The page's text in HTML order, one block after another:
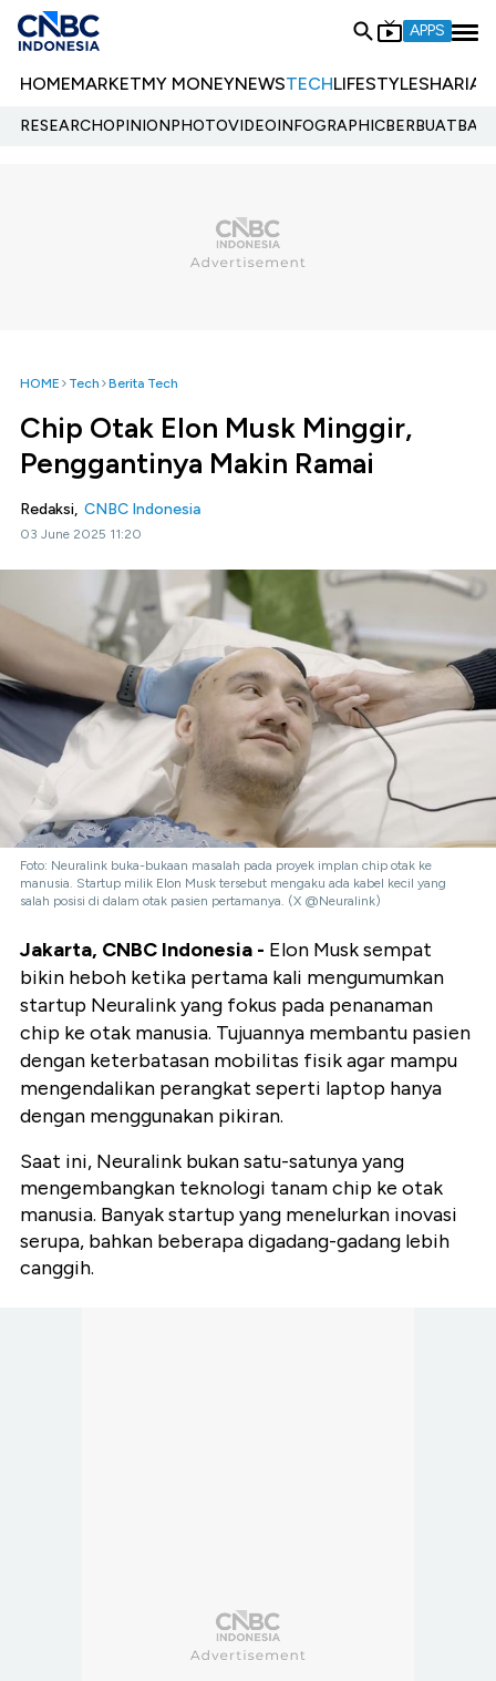
APPS
HOMEMARKETMY MONEYNEWSTECHLIFESTYLESHARIA
RESEARCHOPINIONPHOTOVIDEOINFOGRAPHIC
HOME Tech Berita Tech
Chip Otak Elon Musk Minggir,
Penggantinya Makin Ramai
Redaksi, CNBC Indonesia
03 June 2025 11:20
Foto: Neuralink buka-bukaan masalah pada proyek implan chip otak ke
manusia. Startup milik Elon Musk tersebut mengaku ada kabel kecil yang
salah posisi di dalam otak pasien pertamanya. (X @Neuralink)
Jakarta, CNBC Indonesia - Elon Musk sempat
bikin heboh ketika pertama kali mengumumkan
startup Neuralink yang fokus pada penanaman
chip ke otak manusia. Tujuannya membantu pasien
dengan keterbatasan mobilitas fisik agar mampu
mengendalikan perangkat seperti laptop hanya
dengan menggunakan pikiran.
Saat ini, Neuralink bukan satu-satunya yang
mengembangkan teknologi tanam chip ke otak
manusia. Banyak startup yang menelurkan inovasi
serupa, bahkan beberapa digadang-gadang lebih
canggih.